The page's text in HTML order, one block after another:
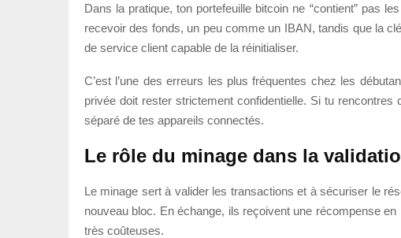
Dans la pratique, ton portefeuille bitcoin ne “contient” pas
recevoir des fonds, un peu comme un IBAN, tandis que la
de service client capable de la réinitialiser.
C’est l’une des erreurs les plus fréquentes chez les
privée doit rester strictement confidentielle. Si tu
séparé de tes appareils connectés.
Le rôle du minage dans la
Le minage sert à valider les transactions et à sécuriser le
nouveau bloc. En échange, ils reçoivent une récompense
très coûteuses.